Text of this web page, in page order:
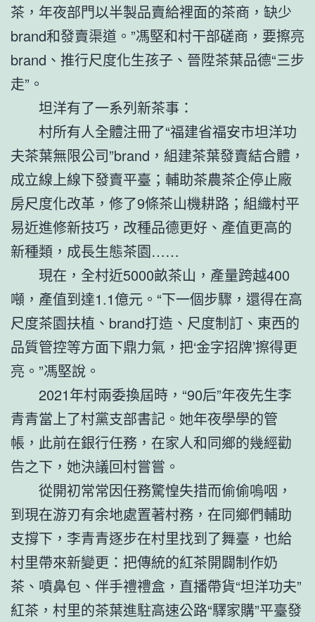
茶，年夜部門以半製品賣給裡面的茶商，缺少
brand和發賣渠道。”馮堅和村干部磋商，要擦亮
brand、推行尺度化生孩子、晉陞茶葉品德“三步
走”。
坦洋有了一系列新茶事：
村所有人全體注冊了“福建省福安市坦洋功
夫茶葉無限公司”brand，組建茶葉發賣結合體，
成立線上線下發賣平臺；輔助茶農茶企停止廠
房尺度化改革，修了9條茶山機耕路；組織村平
易近進修新技巧，改種品德更好、產值更高的
新種類，成長生態茶園……
現在，全村近5000畝茶山，產量跨越400
噸，產值到達1.1億元。“下一個步驟，還得在高
尺度茶園扶植、brand打造、尺度制訂、東西的
品質管控等方面下鼎力氣，把‘金字招牌’擦得更
亮。”馮堅說。
2021年村兩委換屆時，“90后”年夜先生李
青青當上了村黨支部書記。她年夜學學的管
帳，此前在銀行任務，在家人和同鄉的幾經勸
告之下，她決議回村嘗嘗。
從開初常常因任務驚惶失措而偷偷嗚咽，
到現在游刃有余地處置著村務，在同鄉們輔助
支撐下，李青青逐步在村里找到了舞臺，也給
村里帶來新變更：把傳統的紅茶開闢制作奶
茶、噴鼻包、伴手禮禮盒，直播帶貨“坦洋功夫”
紅茶，村里的茶葉進駐高速公路“驛家購”平臺發